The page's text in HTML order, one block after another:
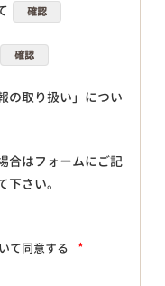
確認
確認
の取り扱い」につい
合はフォームにご記
さい。
て同意する *